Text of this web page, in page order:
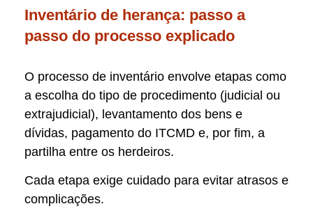
Inventário de herança: passo a
passo do processo explicado
O processo de inventário envolve etapas como
a escolha do tipo de procedimento (judicial ou
extrajudicial), levantamento dos bens e
dívidas, pagamento do ITCMD e, por fim, a
partilha entre os herdeiros.
Cada etapa exige cuidado para evitar atrasos e
complicações.